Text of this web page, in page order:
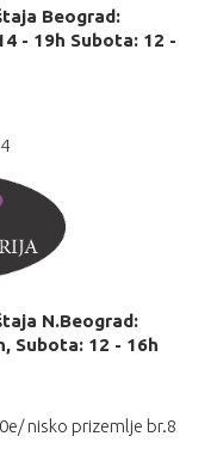
Beograd:
- 19h Subota: 12 -
N.Beograd:
Subota: 12 - 16h
nisko prizemlje br.8